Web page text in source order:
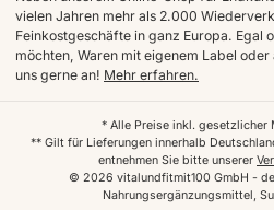
vielen Jahren mehr als 2.000
Feinkostgeschäfte in ganz Europa. Egal
möchten, Waren mit eigenem Label
uns gerne an! Mehr erfahren.
© 2026 vitalundfitmit100 GmbH -
Nahrungsergänzungsmittel,
* Alle Preise inkl. gesetzlicher
** Gilt für Lieferungen innerhalb
entnehmen Sie bitte unserer